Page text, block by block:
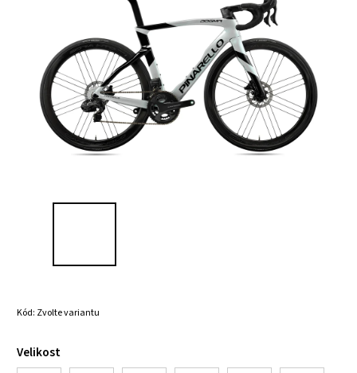
Kód: Zvolte variantu
Velikost